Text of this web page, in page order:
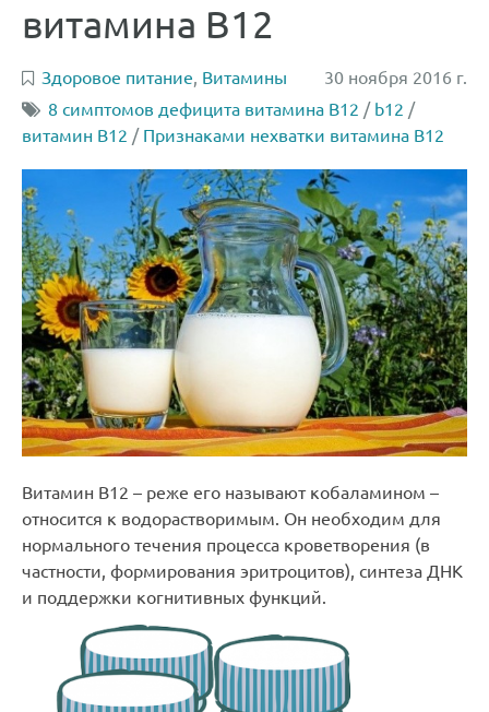
витамина В12
30 ноября 2016 г.
Здоровое питание, Витамины
8 симптомов дефицита витамина В12 / b12 /
витамин B12 / Признаками нехватки витамина В12
Витамин В12 – реже его называют кобаламином –
относится к водорастворимым. Он необходим для
нормального течения процесса кроветворения (в
частности, формирования эритроцитов), синтеза ДНК
и поддержки когнитивных функций.